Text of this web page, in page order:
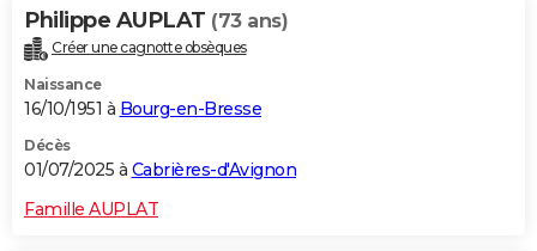
Philippe AUPLAT (73 ans)
Créer une cagnotte obsèques
Naissance
16/10/1951 à Bourg-en-Bresse
Décès
01/07/2025 à Cabrières-d'Avignon
Famille AUPLAT